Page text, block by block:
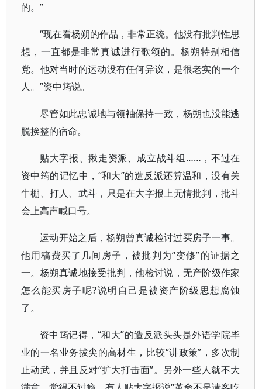
的。”
“现在看杨朔的作品，非常正统。他没有批判性思
想，一直都是非常真诚进行歌颂的。杨朔特别相信
党。他对当时的运动没有任何异议，是很老实的一个
人。”资中筠说。
尽管如此忠诚地与领袖保持一致，杨朔也没能逃
脱挨整的宿命。
贴大字报、揪走资派、成立战斗组……，不过在
资中筠的记忆中，“和大”的造反派还算温和，没有关
牛棚、打人、武斗，只是在大字报上无情批判，批斗
会上高声喊口号。
运动开始之后，杨朔曾真诚检讨过买房子一事。
他用稿费买了几间房子，被批判为“变修”的证据之
一。杨朔真诚地接受批判，他检讨说，无产阶级作家
怎么能买房子呢?说明自己是被资产阶级思想腐蚀
了。
资中筠记得，“和大”的造反派头头是外语学院毕
业的一名业务拔尖的高材生，比较“讲政策”，多次制
止动武，并且反对“扩大打击面”。另外一些人就不大